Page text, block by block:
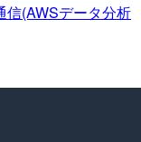
信(AWSデータ分析